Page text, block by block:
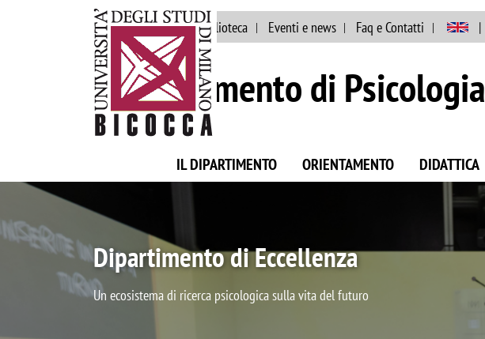
Ateneo Staff Biblioteca Eventi e news Faq e Contatti
Dipartimento di Psicologia
IL DIPARTIMENTO ORIENTAMENTO DIDATTICA
Scopri il Dipartimento di Psicologia
la nostra storia, le attività di ricerca e didattica del dipartimento